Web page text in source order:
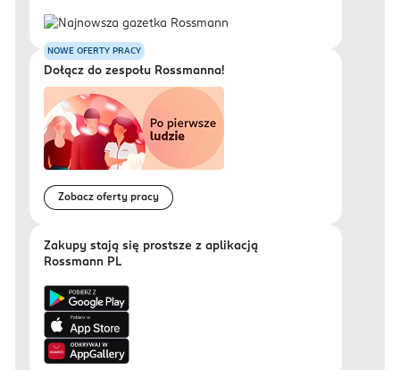
NOWE OFERTY PRACY
Dołącz do zespołu Rossmanna!
Zobacz oferty pracy
Zakupy stają się prostsze z aplikacją
Rossmann PL